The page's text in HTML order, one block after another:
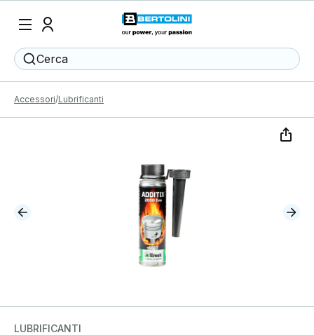
Cerca
Accessori Lubrificanti
LUBRIFICANTI